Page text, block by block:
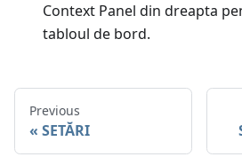
Context Panel din dreapta
tabloul de bord.
Previous
SETĂRI